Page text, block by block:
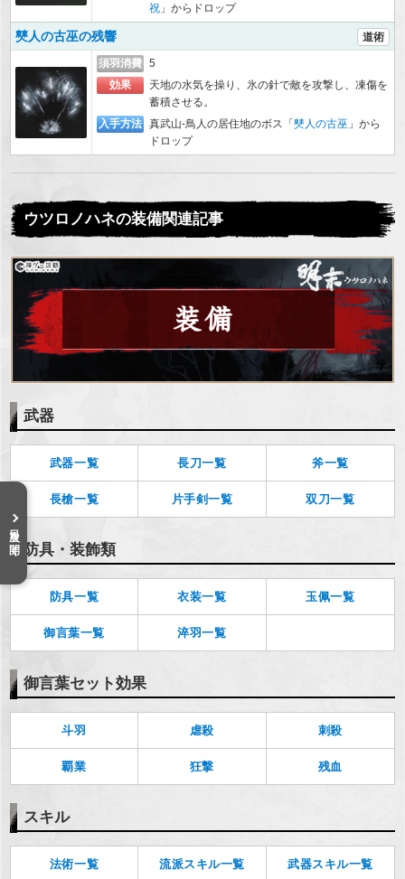
祝 」からドロップ
僰人の古巫の残響 道術
須羽消費 5
効果
天地の水気を操り、氷の針で敵を攻撃し、凍傷を
蓄積させる。
入手方法 真武山-鳥人の居住地のボス「僰人の古巫 」から
ドロップ
ウツロノハネの装備関連記事
武器
武器一覧 長刀一覧 斧一覧
長槍一覧 片手剣一覧 双刀一覧
防具・装飾類
防具一覧 衣装一覧 玉佩一覧
御言葉一覧 淬羽一覧
御言葉セット効果
斗羽 虐殺 刺殺
覇業 狂撃 残血
スキル
法術一覧 流派スキル一覧 武器スキル一覧
目次を開く